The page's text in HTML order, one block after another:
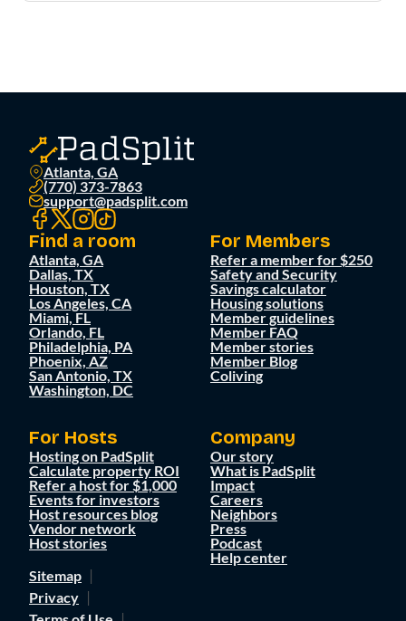
Atlanta, GA
(770) 373-7863
support@padsplit.com
Find a room
Atlanta, GA
Dallas, TX
Houston, TX
Los Angeles, CA
Miami, FL
Orlando, FL
Philadelphia, PA
Phoenix, AZ
San Antonio, TX
Washington, DC
For Members
Refer a member for $250
Safety and Security
Savings calculator
Housing solutions
Member guidelines
Member FAQ
Member stories
Member Blog
Coliving
For Hosts
Hosting on PadSplit
Calculate property ROI
Refer a host for $1,000
Events for investors
Host resources blog
Vendor network
Host stories
Company
Our story
What is PadSplit
Impact
Careers
Neighbors
Press
Podcast
Help center
Sitemap
Privacy